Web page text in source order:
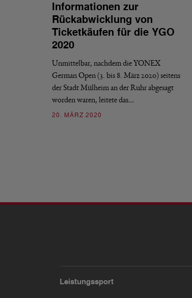
Informationen zur
Rückabwicklung von
Ticketkäufen für die YGO
2020
Unmittelbar, nachdem die YONEX
German Open (3. bis 8. März 2020) seitens
der Stadt Mülheim an der Ruhr abgesagt
worden waren, leitete das…
20. MÄRZ 2020
Leistungssport